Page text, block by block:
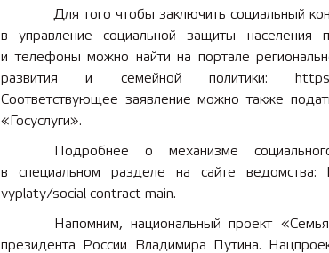
Для того чтобы заключить социальный
в управление социальной защиты населения
и телефоны можно найти на портале
развития и семейной политики: https://
Соответствующее заявление можно также
«Госуслуги».
Подробнее о механизме
в специальном разделе на сайте ведомства:
vyplaty/social-contract-main.
Напомним, национальный проект
президента России Владимира Путина.